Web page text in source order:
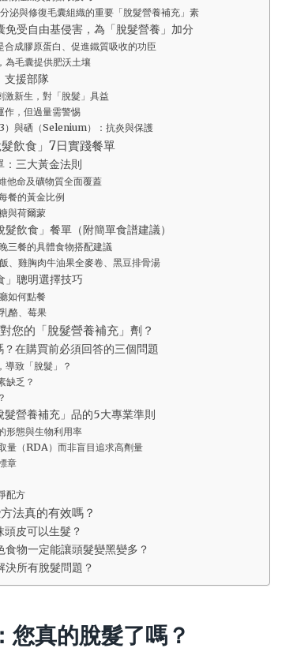
泌與修復毛囊組織的重要「脫髮營養補充」素
受自由基侵害，為「脫髮營養」加分
合成膠原蛋白、促進鐵質吸收的功臣
為毛囊提供肥沃土壤
支援部隊
新生，對「脫髮」具益
作，但過量需警惕
與硒（Selenium）：抗炎與保護
飲食」7日實踐餐單
：三大黃金法則
他命及礦物質全面覆蓋
餐的黃金比例
與荷爾蒙
飲食」餐單（附簡單食譜建議）
三餐的具體食物搭配建議
、雞胸肉牛油果全麥卷、黑豆排骨湯
」聰明選擇技巧
如何點餐
酪、莓果
您的「脫髮營養補充」劑？
在購買前必須回答的三個問題
導致「脫髮」？
缺乏？
營養補充」品的5大專業準則
形態與生物利用率
量（RDA）而非盲目追求高劑量
章
配方
法真的有效嗎？
皮可以生髮？
物一定能讓頭髮變黑變多？
所有脫髮問題？
您真的脫髮了嗎？